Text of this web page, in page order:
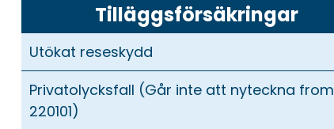
Tilläggsförsäkringar
Utökat reseskydd
Privatolycksfall (Går inte att nyteckna from
220101)